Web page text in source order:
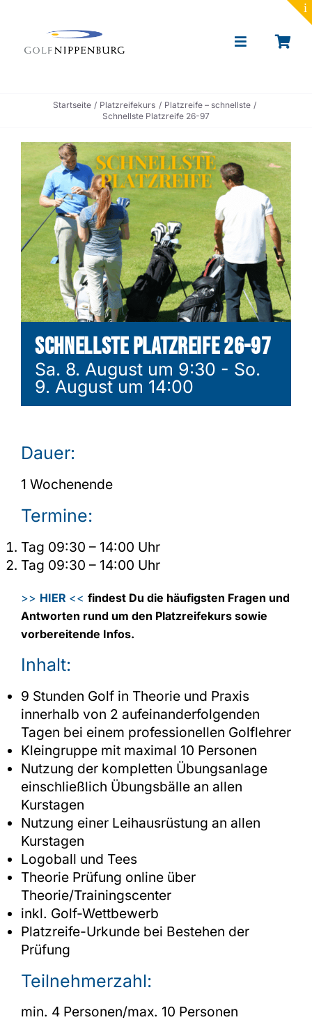
Toggle
Toptracer Range
Golf spielen
Restaurant & Events
News
Shop
Startseite Platzreifekurs
Platzreife – schnellste
Schnellste Platzreife 26-97
Schnellste Platzreife 26-97
Sa. 8. August um 9:30 - So.
9. August um 14:00
Dauer:
1 Wochenende
Termine:
Tag 09:30 – 14:00 Uhr
Tag 09:30 – 14:00 Uhr
>> HIER << findest Du die häufigsten Fragen und
Antworten rund um den Platzreifekurs sowie
vorbereitende Infos.
Inhalt:
9 Stunden Golf in Theorie und Praxis
innerhalb von 2 aufeinanderfolgenden
Tagen bei einem professionellen Golflehrer
Kleingruppe mit maximal 10 Personen
Nutzung der kompletten Übungsanlage
einschließlich Übungsbälle an allen
Kurstagen
Nutzung einer Leihausrüstung an allen
Kurstagen
Logoball und Tees
Theorie Prüfung online über
Theorie/Trainingscenter
inkl. Golf-Wettbewerb
Platzreife-Urkunde bei Bestehen der
Prüfung
Teilnehmerzahl:
min. 4 Personen/max. 10 Personen